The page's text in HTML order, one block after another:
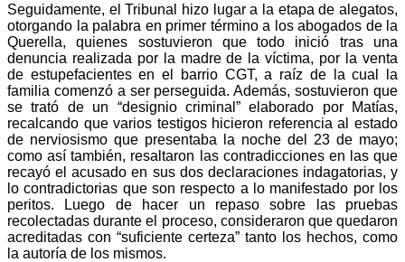
Seguidamente, el Tribunal hizo lugar a la etapa de alegatos,
otorgando la palabra en primer término a los abogados de la
Querella, quienes sostuvieron que todo inició tras una
denuncia realizada por la madre de la víctima, por la venta
de estupefacientes en el barrio CGT, a raíz de la cual la
familia comenzó a ser perseguida. Además, sostuvieron que
se trató de un “designio criminal” elaborado por Matías,
recalcando que varios testigos hicieron referencia al estado
de nerviosismo que presentaba la noche del 23 de mayo;
como así también, resaltaron las contradicciones en las que
recayó el acusado en sus dos declaraciones indagatorias, y
lo contradictorias que son respecto a lo manifestado por los
peritos. Luego de hacer un repaso sobre las pruebas
recolectadas durante el proceso, consideraron que quedaron
acreditadas con “suficiente certeza” tanto los hechos, como
la autoría de los mismos.